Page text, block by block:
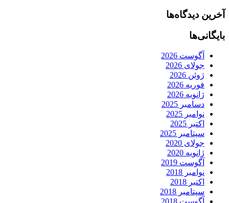
آخرین دیدگاه‌ها
بایگانی‌ها
آگوست 2026
جولای 2026
ژوئن 2026
فوریه 2026
ژانویه 2026
دسامبر 2025
نوامبر 2025
اکتبر 2025
سپتامبر 2025
جولای 2020
ژانویه 2020
آگوست 2019
نوامبر 2018
اکتبر 2018
سپتامبر 2018